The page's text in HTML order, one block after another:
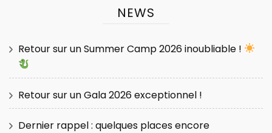
NEWS
Retour sur un Summer Camp 2026 inoubliable !
Retour sur un Gala 2026 exceptionnel !
Dernier rappel : quelques places encore